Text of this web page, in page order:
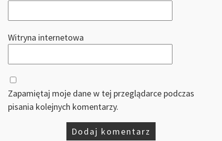
Witryna internetowa
Zapamiętaj moje dane w tej przeglądarce podczas
pisania kolejnych komentarzy.